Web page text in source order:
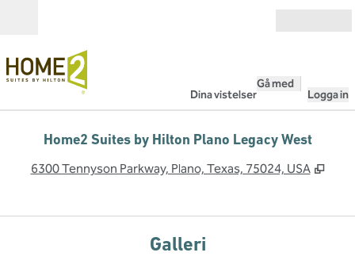
Dina vistelser
Gå med
Logga in
Home2 Suites by Hilton Plano Legacy West
6300 Tennyson Parkway, Plano, Texas, 75024, USA ,
Galleri